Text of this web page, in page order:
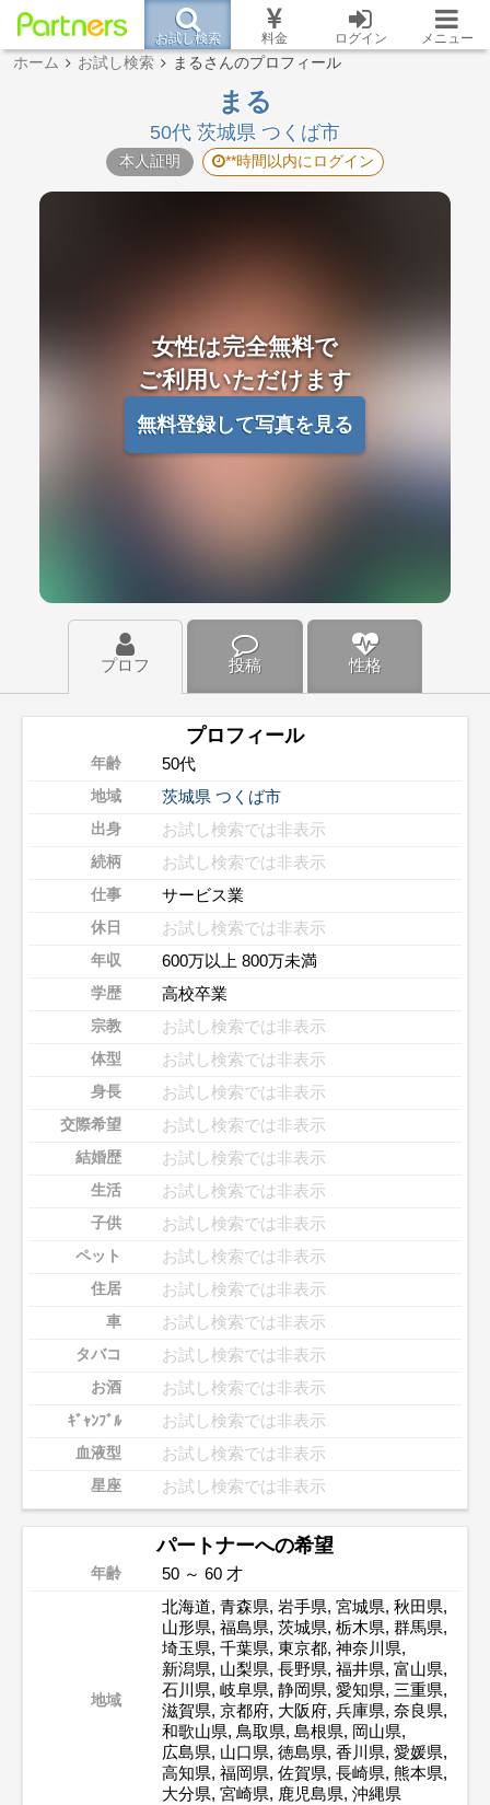
お試し検索 料金 ログイン メニュー
ホーム お試し検索 まるさんのプロフィール
まる
50代 茨城県 つくば市
本人証明 **時間以内にログイン
女性は完全無料で
ご利用いただけます
無料登録して写真を見る
プロフ 投稿 性格
プロフィール
年齢 50代
地域 茨城県 つくば市
出身 お試し検索では非表示
続柄 お試し検索では非表示
仕事 サービス業
休日 お試し検索では非表示
年収 600万以上 800万未満
学歴 高校卒業
宗教 お試し検索では非表示
体型 お試し検索では非表示
身長 お試し検索では非表示
交際希望 お試し検索では非表示
結婚歴 お試し検索では非表示
生活 お試し検索では非表示
子供 お試し検索では非表示
ペット お試し検索では非表示
住居 お試し検索では非表示
車 お試し検索では非表示
タバコ お試し検索では非表示
お酒 お試し検索では非表示
ｷﾞｬﾝﾌﾞﾙ お試し検索では非表示
血液型 お試し検索では非表示
星座 お試し検索では非表示
パートナーへの希望
年齢 50 ～ 60 才
地域
北海道, 青森県, 岩手県, 宮城県, 秋田県,
山形県, 福島県, 茨城県, 栃木県, 群馬県,
埼玉県, 千葉県, 東京都, 神奈川県,
新潟県, 山梨県, 長野県, 福井県, 富山県,
石川県, 岐阜県, 静岡県, 愛知県, 三重県,
滋賀県, 京都府, 大阪府, 兵庫県, 奈良県,
和歌山県, 鳥取県, 島根県, 岡山県,
広島県, 山口県, 徳島県, 香川県, 愛媛県,
高知県, 福岡県, 佐賀県, 長崎県, 熊本県,
大分県, 宮崎県, 鹿児島県, 沖縄県